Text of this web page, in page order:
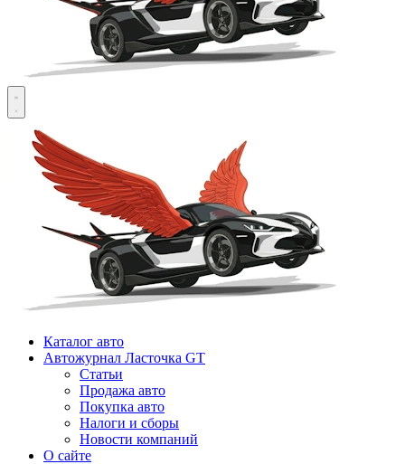
Каталог авто
Автожурнал Ласточка GT
Статьи
Продажа авто
Покупка авто
Налоги и сборы
Новости компаний
О сайте